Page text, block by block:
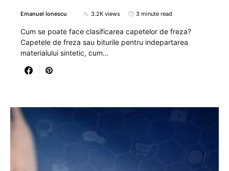
Emanuel Ionescu 3.2K views 3 minute read
Cum se poate face clasificarea capetelor de freza?
Capetele de freza sau biturile pentru indepartarea
materialului sintetic, cum…